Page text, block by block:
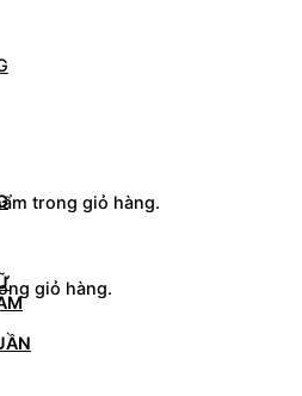
trong giỏ hàng.
giỏ hàng.